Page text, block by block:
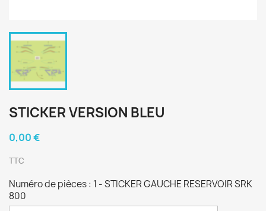
STICKER VERSION BLEU
0,00 €
TTC
Numéro de pièces : 1 - STICKER GAUCHE RESERVOIR SRK
800